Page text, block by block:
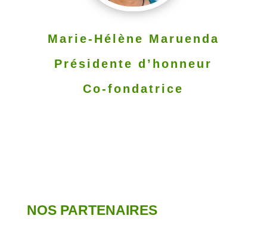
Marie-Hélène Maruenda
Présidente d’honneur
Co-fondatrice
NOS PARTENAIRES